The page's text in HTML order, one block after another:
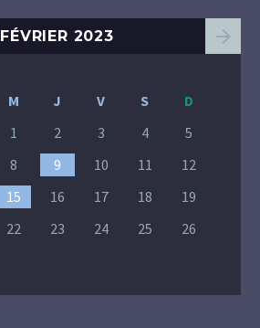
FÉVRIER 2023
M J V S
D
1
2 3 4
5
8 9 10 11
12
15 16 17 18
19
22 23 24 25
26